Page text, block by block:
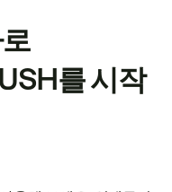
를 시작